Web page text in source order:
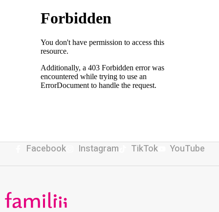
Facebook Instagram TikTok YouTube